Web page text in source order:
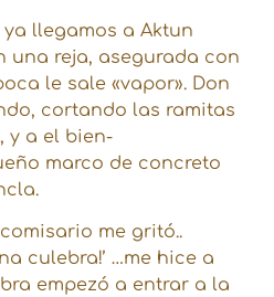
llegamos a Aktun
una reja, asegurada con
le sale «vapor». Don
cortando las ramitas
y a el bien-
marco de concreto
me gritó..
culebra!’ …me hice a
empezó a entrar a la